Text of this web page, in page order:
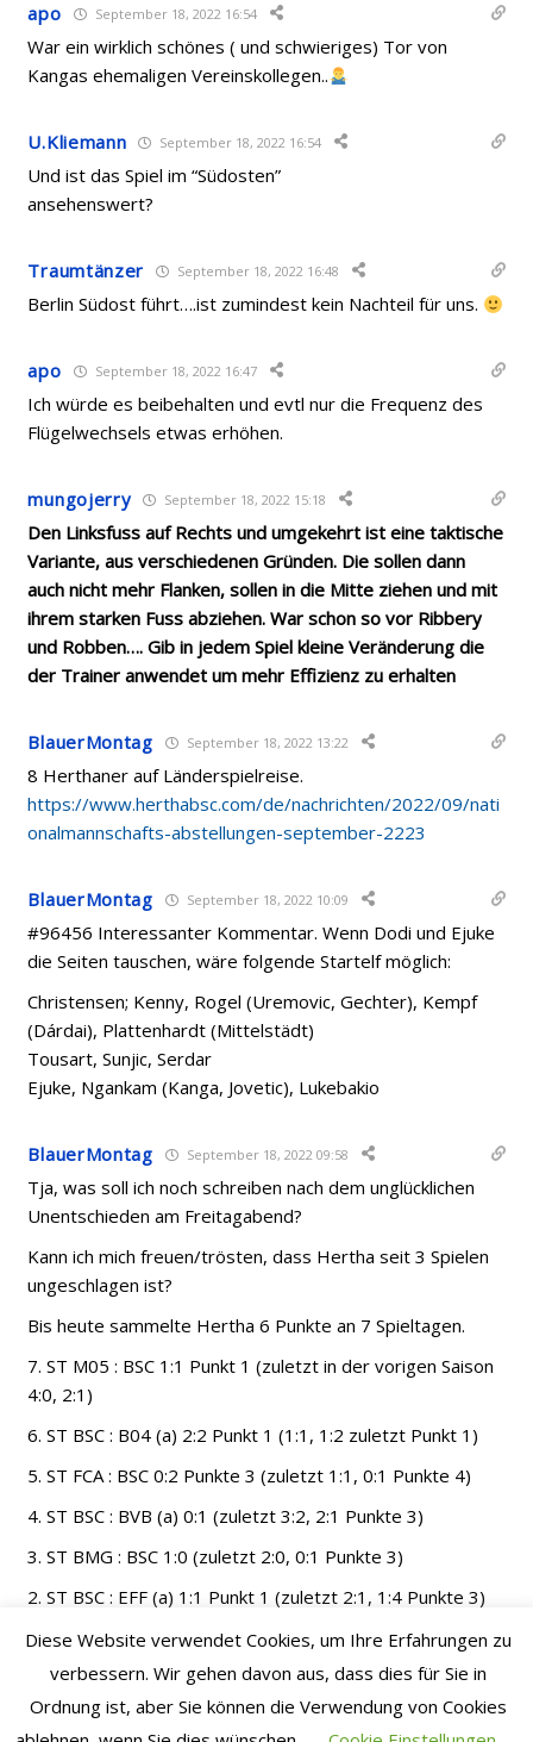
apo September 18, 2022 16:54
War ein wirklich schönes ( und schwieriges) Tor von
Kangas ehemaligen Vereinskollegen..
U.Kliemann September 18, 2022 16:54
Und ist das Spiel im “Südosten”
ansehenswert?
Traumtänzer September 18, 2022 16:48
Berlin Südost führt….ist zumindest kein Nachteil für uns.
apo September 18, 2022 16:47
Ich würde es beibehalten und evtl nur die Frequenz des
Flügelwechsels etwas erhöhen.
mungojerry September 18, 2022 15:18
Den Linksfuss auf Rechts und umgekehrt ist eine taktische
Variante, aus verschiedenen Gründen. Die sollen dann
auch nicht mehr Flanken, sollen in die Mitte ziehen und mit
ihrem starken Fuss abziehen. War schon so vor Ribbery
und Robben…. Gib in jedem Spiel kleine Veränderung die
der Trainer anwendet um mehr Effizienz zu erhalten
BlauerMontag September 18, 2022 13:22
8 Herthaner auf Länderspielreise.
https://www.herthabsc.com/de/nachrichten/2022/09/nati
onalmannschafts-abstellungen-september-2223
BlauerMontag September 18, 2022 10:09
#96456 Interessanter Kommentar. Wenn Dodi und Ejuke
die Seiten tauschen, wäre folgende Startelf möglich:
Christensen; Kenny, Rogel (Uremovic, Gechter), Kempf
(Dárdai), Plattenhardt (Mittelstädt)
Tousart, Sunjic, Serdar
Ejuke, Ngankam (Kanga, Jovetic), Lukebakio
BlauerMontag September 18, 2022 09:58
Tja, was soll ich noch schreiben nach dem unglücklichen
Unentschieden am Freitagabend?
Kann ich mich freuen/trösten, dass Hertha seit 3 Spielen
ungeschlagen ist?
Bis heute sammelte Hertha 6 Punkte an 7 Spieltagen.
7. ST M05 : BSC 1:1 Punkt 1 (zuletzt in der vorigen Saison
4:0, 2:1)
6. ST BSC : B04 (a) 2:2 Punkt 1 (1:1, 1:2 zuletzt Punkt 1)
5. ST FCA : BSC 0:2 Punkte 3 (zuletzt 1:1, 0:1 Punkte 4)
4. ST BSC : BVB (a) 0:1 (zuletzt 3:2, 2:1 Punkte 3)
3. ST BMG : BSC 1:0 (zuletzt 2:0, 0:1 Punkte 3)
2. ST BSC : EFF (a) 1:1 Punkt 1 (zuletzt 2:1, 1:4 Punkte 3)
1. ST FCU (b) : BSC 3:1 (zuletzt 2:0, 4:1)
Alle Angaben nach herthabsc.de und kicker.de
Gegen diese Gegner gewann Hertha in der vorigen
Diese Website verwendet Cookies, um Ihre Erfahrungen zu
verbessern. Wir gehen davon aus, dass dies für Sie in
Ordnung ist, aber Sie können die Verwendung von Cookies